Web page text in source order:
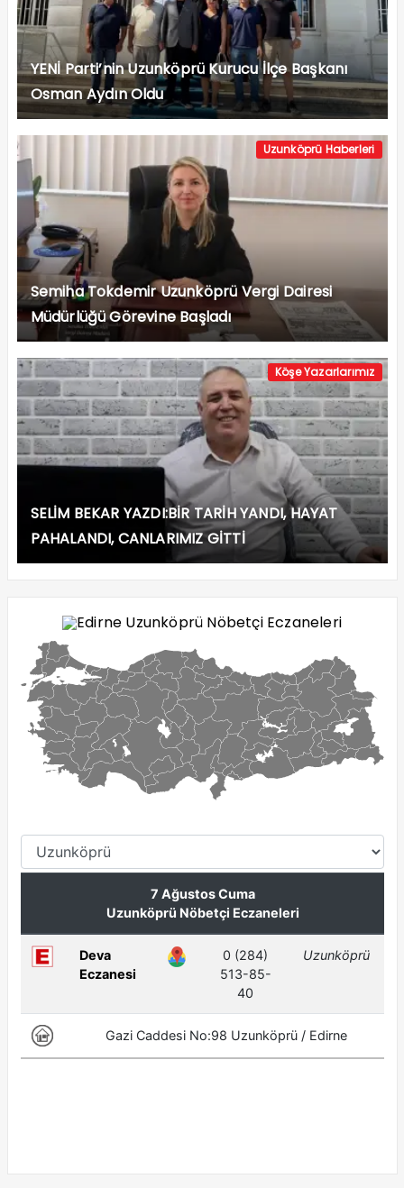
YENİ Parti’nin Uzunköprü Kurucu İlçe Başkanı
Osman Aydın Oldu
Uzunköprü Haberleri
Semiha Tokdemir Uzunköprü Vergi Dairesi
Müdürlüğü Görevine Başladı
Köşe Yazarlarımız
SELİM BEKAR YAZDI:BİR TARİH YANDI, HAYAT
PAHALANDI, CANLARIMIZ GİTTİ